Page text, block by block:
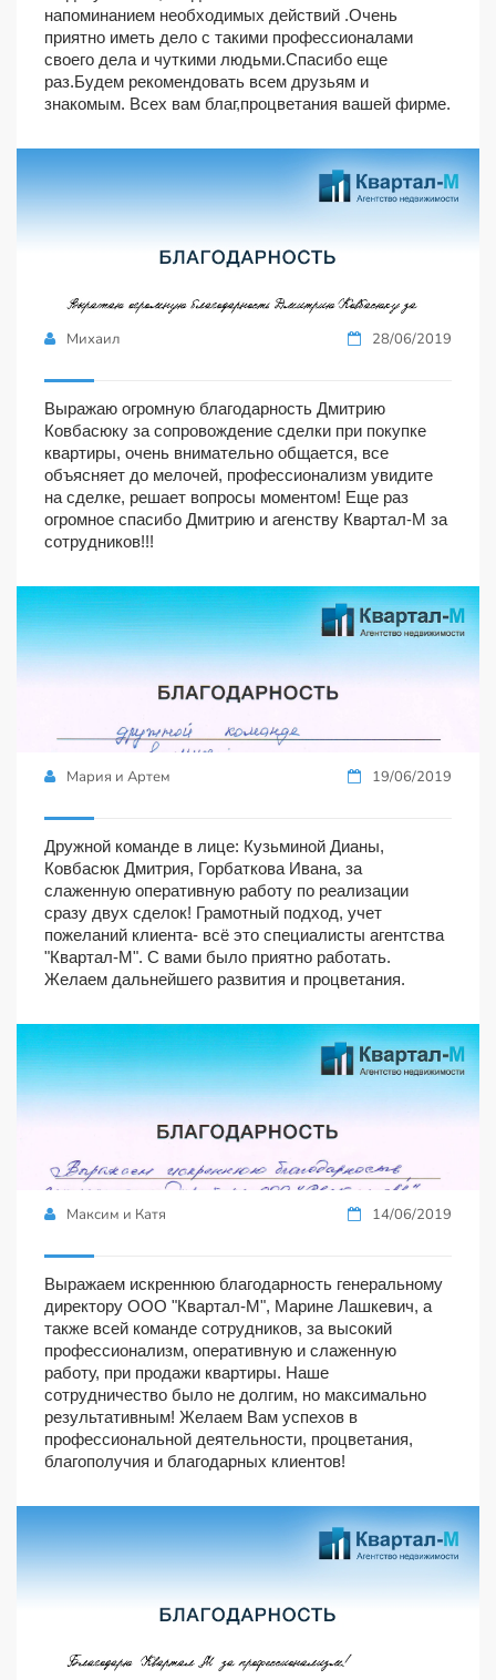
напоминанием необходимых действий .Очень
приятно иметь дело с такими профессионалами
своего дела и чуткими людьми.Спасибо еще
раз.Будем рекомендовать всем друзьям и
знакомым. Всех вам благ,процветания вашей фирме.
Михаил 28/06/2019
Выражаю огромную благодарность Дмитрию
Ковбасюку за сопровождение сделки при покупке
квартиры, очень внимательно общается, все
объясняет до мелочей, профессионализм увидите
на сделке, решает вопросы моментом! Еще раз
огромное спасибо Дмитрию и агенству Квартал-М за
сотрудников!!!
Мария и Артем 19/06/2019
Дружной команде в лице: Кузьминой Дианы,
Ковбасюк Дмитрия, Горбаткова Ивана, за
слаженную оперативную работу по реализации
сразу двух сделок! Грамотный подход, учет
пожеланий клиента- всё это специалисты агентства
"Квартал-М". С вами было приятно работать.
Желаем дальнейшего развития и процветания.
Максим и Катя 14/06/2019
Выражаем искреннюю благодарность генеральному
директору ООО "Квартал-М", Марине Лашкевич, а
также всей команде сотрудников, за высокий
профессионализм, оперативную и слаженную
работу, при продажи квартиры. Наше
сотрудничество было не долгим, но максимально
результативным! Желаем Вам успехов в
профессиональной деятельности, процветания,
благополучия и благодарных клиентов!